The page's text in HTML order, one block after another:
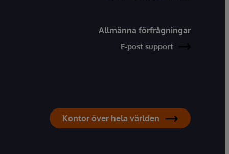
Allmänna förfrågningar
E-post support
Kontor över hela världen